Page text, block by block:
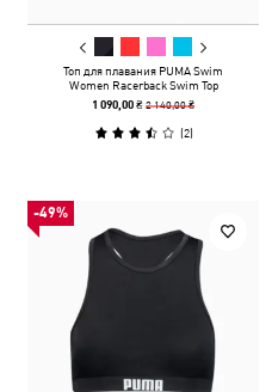
Топ для плавания PUMA Swim
Women Racerback Swim Top
1 090,00 ₴2 140,00 ₴
(2)
-49%